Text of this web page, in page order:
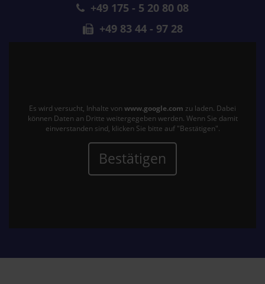
+49 175 - 5 20 80 08
+49 83 44 - 97 28
Es wird versucht, Inhalte von www.google.com zu laden. Dabei
können Daten an Dritte weitergegeben werden. Wenn Sie damit
einverstanden sind, klicken Sie bitte auf "Bestätigen".
Bestätigen